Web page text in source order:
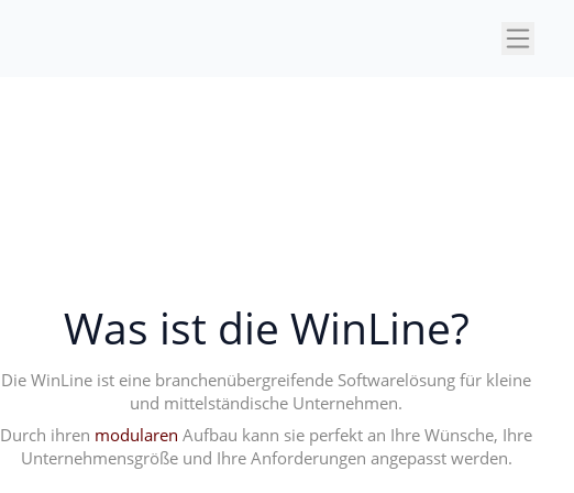
×
Was ist die WinLine?
Die WinLine ist eine branchenübergreifende Softwarelösung für kleine
und mittelständische Unternehmen.
Durch ihren modularen Aufbau kann sie perfekt an Ihre Wünsche, Ihre
Unternehmensgröße und Ihre Anforderungen angepasst werden.